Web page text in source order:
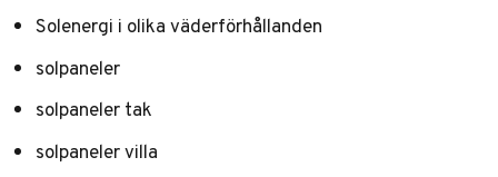
Solenergi i olika väderförhållanden
solpaneler
solpaneler tak
solpaneler villa